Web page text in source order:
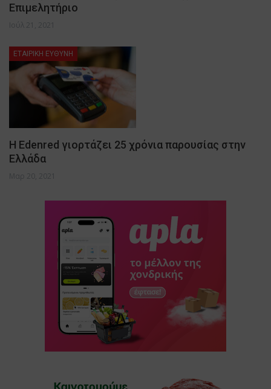
Επιμελητήριο
Ιούλ 21, 2021
ΕΤΑΙΡΙΚΗ ΕΥΘΥΝΗ
Η Edenred γιορτάζει 25 χρόνια παρουσίας στην
Ελλάδα
Μαρ 20, 2021